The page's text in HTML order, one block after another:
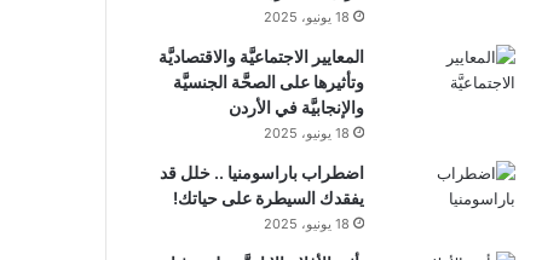
18 يونيو، 2025
المعايير الاجتماعيَّة والاقتصاديَّة
وتأثيرها على الصحَّة الجنسيَّة
والإنجابيَّة في الأردن
18 يونيو، 2025
اضطراب باراسومنيا .. خلل قد
يفقدك السيطرة على حياتك!
18 يونيو، 2025